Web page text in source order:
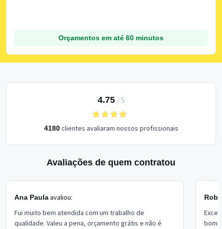
Orçamentos em até 60 minutos
4.75/ 5
4180clientes avaliaram nossos profissionais
Avaliações de quem contratou
Ana Paulaavaliou:
Fui muito bem atendida com um trabalho de
qualidade. Valeu a pena, orçamento grátis e não é
bom